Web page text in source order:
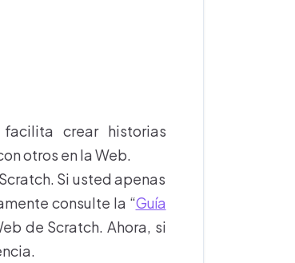
crear historias
otros en la Web.
Si usted apenas
consulte la “Guía
de Scratch. Ahora, si